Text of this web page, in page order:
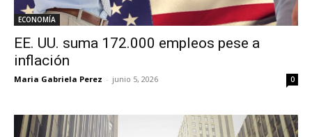
ECONOMÍA
EE. UU. suma 172.000 empleos pese a
inflación
Maria Gabriela Perez - junio 5, 2026 0